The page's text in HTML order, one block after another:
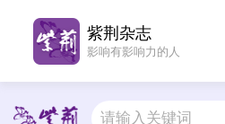
紫荆杂志
影响有影响力的人